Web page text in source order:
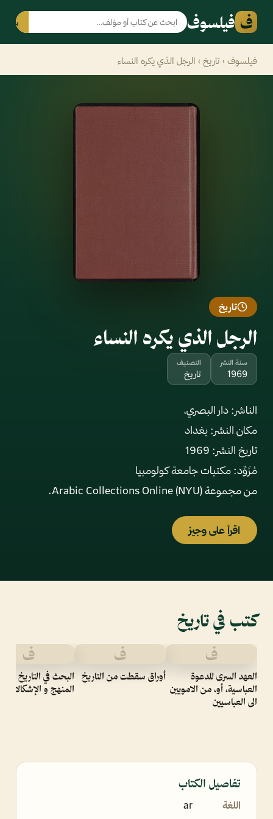
ف فيلسوف بحث
فيلسوف › تاريخ › الرجل الذي يكره النساء
تاريخ
الرجل الذي يكره النساء
سنة النشر
1969
التصنيف
تاريخ
من مجموعة Arabic Collections Online (NYU).
اقرأ على وجيز
كتب في تاريخ
ف
العهد السرى للدعوة
العباسية، أو، من الامويين
الى العباسيين
ف
أوراق سقطت من التاريخ
ف
البحث في التاريخ
المنهج و الإشكالات
تفاصيل الكتاب
اللغة
ar